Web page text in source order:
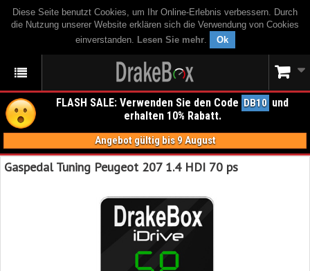
Diese Seite benutzt Cookies, um Ihr Online-Erlebnis verbessern. Durch
die Nutzung unserer Website erklären sich die Verwendung von Cookies
einverstanden. Lesen Sie mehr. Ok
FLASH SALE: Verwenden Sie den Code DB10 und
erhalten 10% Rabatt.
Angebot gültig bis 9 August
Gaspedal Tuning Peugeot 207 1.4 HDI 70 ps